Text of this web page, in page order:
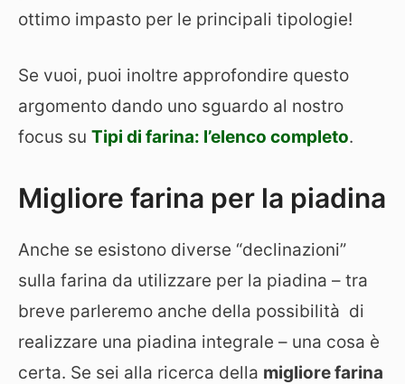
ottimo impasto per le principali tipologie!
Se vuoi, puoi inoltre approfondire questo
argomento dando uno sguardo al nostro
focus su Tipi di farina: l’elenco completo.
Migliore farina per la piadina
Anche se esistono diverse “declinazioni”
sulla farina da utilizzare per la piadina – tra
breve parleremo anche della possibilità di
realizzare una piadina integrale – una cosa è
certa. Se sei alla ricerca della migliore farina